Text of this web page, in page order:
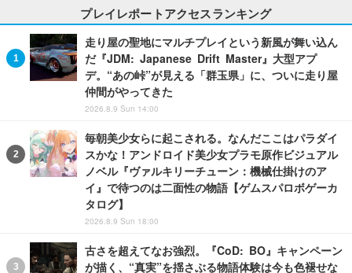
プレイレポートアクセスランキング
走り屋の聖地にマルチプレイという新風が舞い込ん
だ『JDM: Japanese Drift Master』大型アプ
デ。“あの峠”が見える「群玉県」に、ついに走り屋
仲間がやってきた
2026.8.9 Sun 14:00
毎朝美少女らに起こされる。なんだここはパラダイ
スかな！アンドロイド美少女プラモ原作ビジュアル
ノベル『ヴァルキリーチューン：機械仕掛けのア
イ』で待つのは二面性の物語【ゲムスパロボゲーカ
タログ】
2026.8.9 Sun 18:00
古さを超えてなお強烈。『CoD: BO』キャンペーン
が描く、“真実”を揺さぶる物語体験は今も色褪せな